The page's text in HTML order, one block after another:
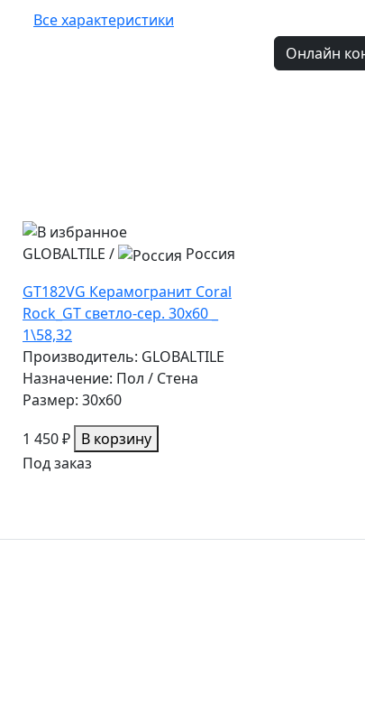
Все характеристики
Онлайн
GLOBALTILE /
Россия
GT182VG Керамогранит Coral
Rock_GT светло-сер. 30x60 _
1\58,32
Производитель: GLOBALTILE
Назначение: Пол / Стена
Размер: 30x60
1 450 ₽ В корзину
Под заказ